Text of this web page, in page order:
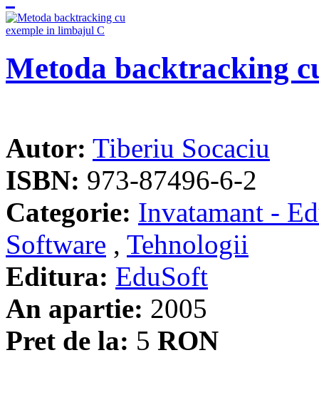
Metoda backtracking
Autor: Tiberiu Socaciu
ISBN: 973-87496-6-2
Categorie: Invatamant -
Software , Tehnologii
Editura: EduSoft
An apartie: 2005
Pret de la: 5 RON